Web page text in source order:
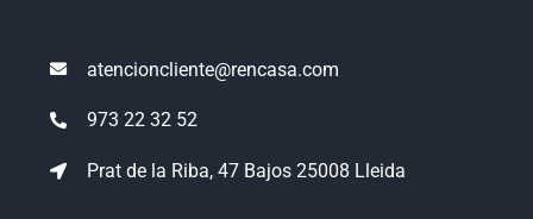
atencioncliente@rencasa.com
973 22 32 52
Prat de la Riba, 47 Bajos 25008 Lleida